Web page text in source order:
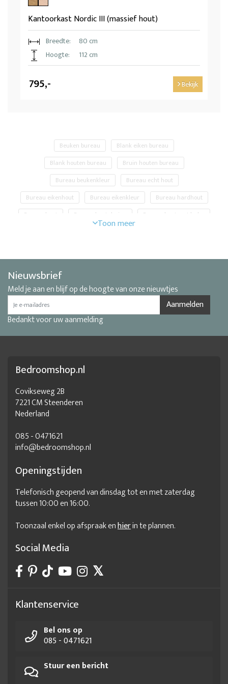
Kantoorkast Nordic III (massief hout)
Breedte:
80 cm
Hoogte:
112 cm
795,- Bekijk
Beuken bureau
Blank eiken bureau
Blank houten bureau
Bruin houten bureau
Bureau beukenkleur
Bureau echt hout
Bureau eikenhout
Bureau eikenkleur
Bureau hardhout
Bureau hout
Bureau hout design
Bureau hout met lades
Design bureau hout
Design kantoormeubelen
Designkantoormeubilair
Directie kantoorinrichting
Directie kantoormeubilair
Duurzame kantoorinrichting
Eiken bureau
Eiken kantoorinrichting
Eikenhout bureau
Gezellige kantoorinrichting
houten bureau verstelbaar
Inrichten kantoorruimte
Inrichting kantoor
Inrichting kantoorwerkplek
Inspiratie werkplek thuis
Kantoor duurzaam inrichten
Kantoor meubels
Kantoor meubels kopen
Kantoormeubelen
Kantoormeubilair
Kantoorruimte inrichten
Nieuwsbrief
Meld je aan en blijf op de hoogte van onze nieuwtjes
Aanmelden
Bedankt voor uw aanmelding
Bedroomshop.nl
Covikseweg 2B
7221 CM Steenderen
Nederland
085 - 0471621
info@bedroomshop.nl
Openingstijden
Telefonisch geopend van dinsdag tot en met zaterdag
tussen 10:00 en 16:00.
Toonzaal enkel op afspraak enhierin te plannen.
Social Media
Klantenservice
Bel ons op
085 - 0471621
Stuur een bericht